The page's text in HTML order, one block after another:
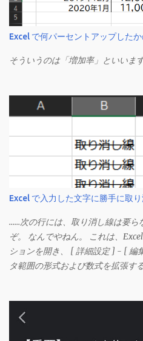
Excel で何パーセントアップした
そういうのは「増加率」といいます
Excel で入力した文字に勝手に取
……次の行には、取り消し線は要ら
ぞ。 なんでやねん。 これは、
ションを開き、 [ 詳細設定 ] - [ 編
タ範囲の形式および数式を拡張す
うです。 このオプションを解除し
式がないセル）をコピーしてから
度は大丈夫です。 Mac の場合、画